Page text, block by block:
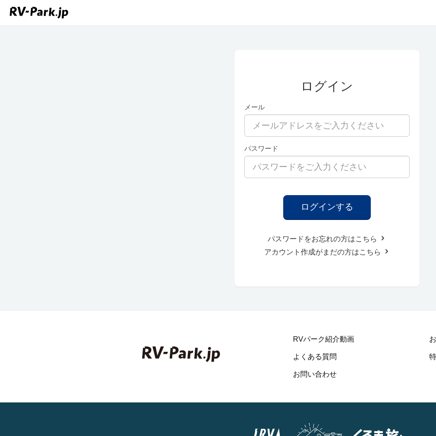
ログイン
メール
パスワード
パスワードをお忘れの方はこちら
アカウント作成がまだの方はこちら
RVパーク紹介動画
よくある質問
お問い合わせ